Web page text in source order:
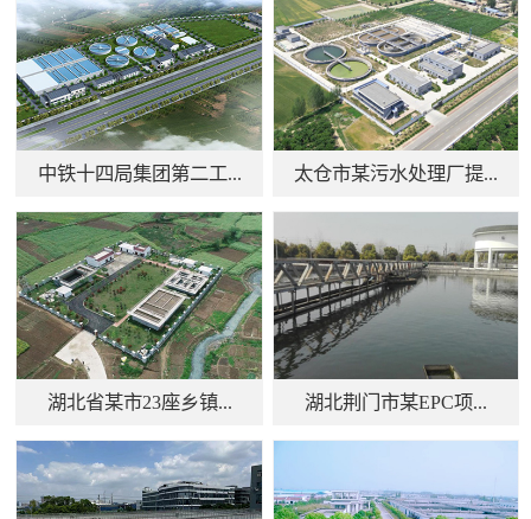
中铁十四局集团第二工... 太仓市某污水处理厂提...
湖北省某市23座乡镇... 湖北荆门市某EPC项...